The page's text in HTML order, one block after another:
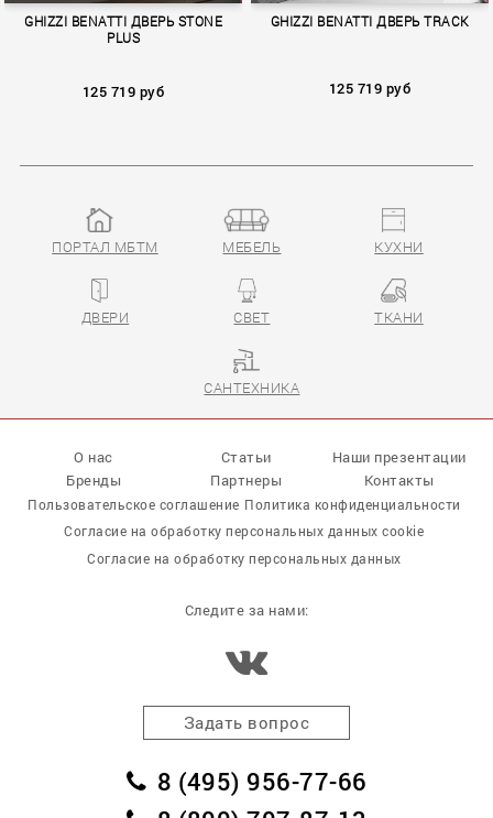
STONE PLUS
GHIZZI BENATTI ДВЕРЬ STONE
PLUS
125 719 руб
GHIZZI BENATTI ДВЕРЬ TRACK
125 719 руб
ПОРТАЛ МБТМ МЕБЕЛЬ КУХНИ
ДВЕРИ СВЕТ ТКАНИ
САНТЕХНИКА
О нас Статьи
Наши презентации
Бренды
Партнеры Контакты
Пользовательское соглашение Политика конфиденциальности
Согласие на обработку персональных данных cookie
Согласие на обработку персональных данных
Следите за нами:
Задать вопрос
8 (495) 956-77-66